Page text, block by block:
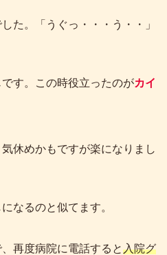
た。「うぐっ・・・う・・」
す。この時役立ったのがカイ
休めかもですが楽になりまし
なるのと似てます。
再度病院に電話すると入院グ